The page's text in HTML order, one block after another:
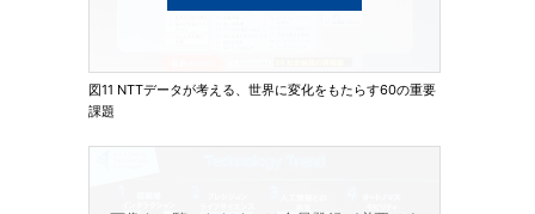
図11 NTTデータが考える、世界に変化をもたらす60の重要
課題